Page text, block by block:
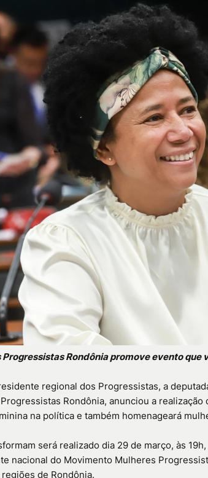
Rondônia promove evento que
regional dos Progressistas, a
Rondônia, anunciou a
na política e também homenageará
será realizado dia 29 de março, às
nacional do Movimento Mulheres
de Rondônia.